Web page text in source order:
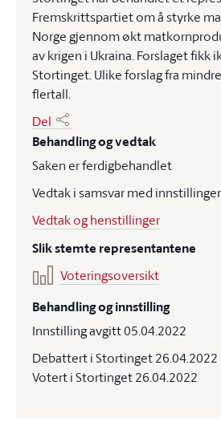
Fremskrittspartiet om å styrke
Norge gjennom økt
av krigen i Ukraina. Forslaget fikk
Stortinget. Ulike forslag fra
flertall.
Del
Behandling og vedtak
Saken er ferdigbehandlet
Vedtak i samsvar med
Vedtak og henstillinger
Slik stemte representantene
Voteringsoversikt
Behandling og innstilling
Innstilling avgitt 05.04.2022
Debattert i Stortinget 26.04.2022
Votert i Stortinget 26.04.2022